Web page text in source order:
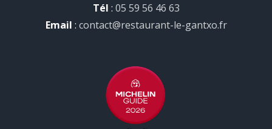
Tél : 05 59 56 46 63
Email : contact@restaurant-le-gantxo.fr